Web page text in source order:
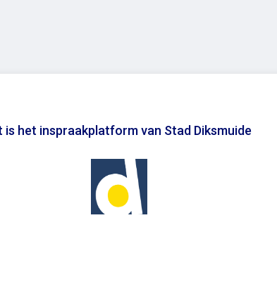
is het inspraakplatform van Stad Diksmuide